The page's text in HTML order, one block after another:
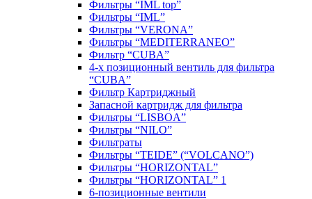
Фильтры “IML top”
Фильтры “IML”
Фильтры “VERONA”
Фильтры “MEDITERRANEO”
Фильтр “CUBA”
4-х позиционный вентиль для фильтра
“CUBA”
Фильтр Картриджный
Запасной картридж для фильтра
Фильтры “LISBOA”
Фильтры “NILO”
Фильтраты
Фильтры “TEIDE” (“VOLСANO”)
Фильтры “HORIZONTAL”
Фильтры “HORIZONTAL” 1
6-позиционные вентили